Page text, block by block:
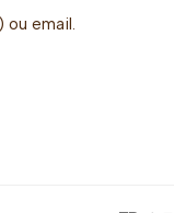
ou email.